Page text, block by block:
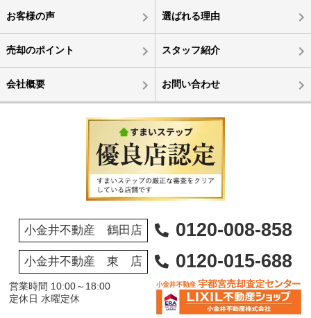
お客様の声 選ばれる理由
売却のポイント スタッフ紹介
会社概要 お問い合わせ
小金井不動産 鶴田店 0120-008-858
小金井不動産 東 店 0120-015-688
営業時間 10:00～18:00
定休日 水曜定休